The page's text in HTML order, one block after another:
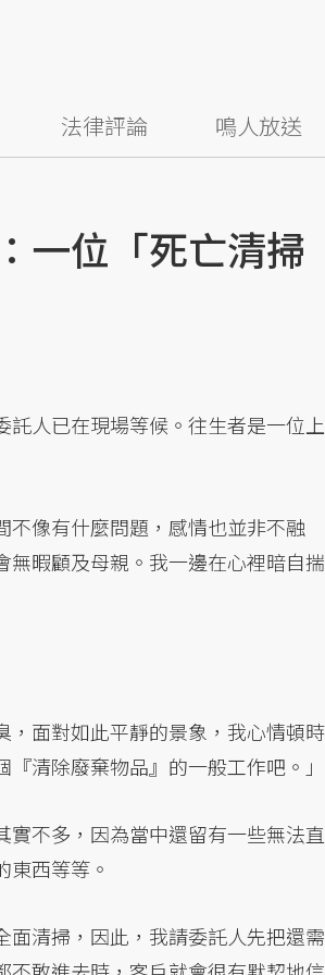
法律評論 鳴人放送
一位「死亡清掃
託人已在現場等候。往生者是一位上
不像有什麼問題，感情也並非不融
暇顧及母親。我一邊在心裡暗自揣
面對如此平靜的景象，我心情頓時
清除廢棄物品』的一般工作吧。」
不多，因為當中還留有一些無法直
西等等。
清掃，因此，我請委託人先把還需